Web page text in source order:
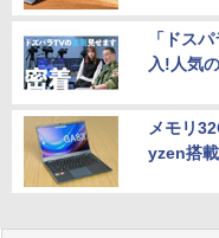
「ドス
入!人気
メモリ
yzen搭